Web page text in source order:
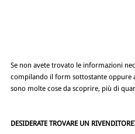
Se non avete trovato le informazioni
compilando il form sottostante oppure
sono molte cose da scoprire, più di
DESIDERATE TROVARE UN